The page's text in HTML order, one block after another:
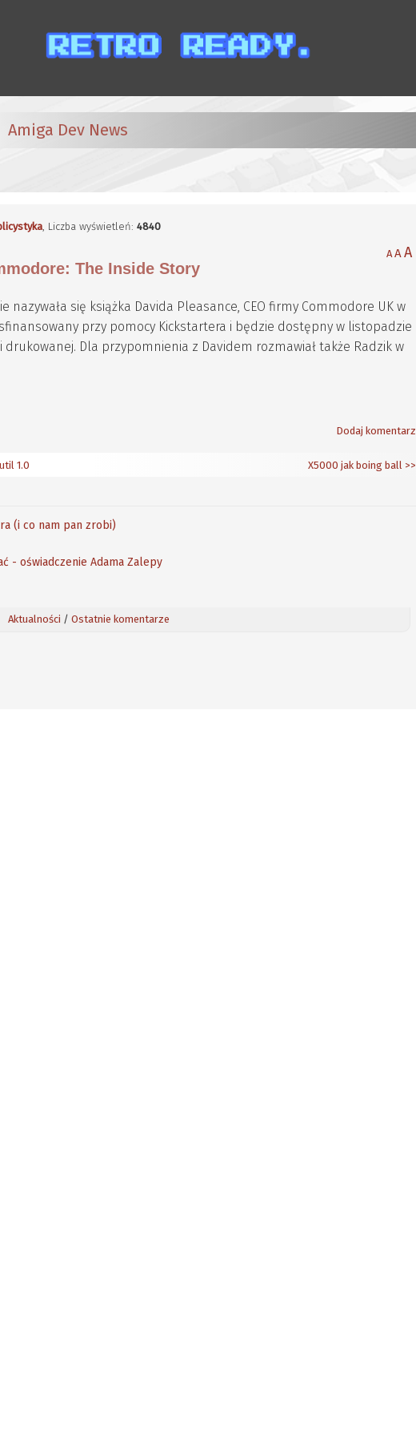
Amiga Dev News
, Liczba wyświetleń:4840
A AA
The Inside Story
nazywała się książka Davida Pleasance, CEO firmy Commodore UK w
sfinansowany przy pomocy Kickstartera i będzie dostępny w listopadzie
Dla przypomnienia z Davidem rozmawiał także Radzik w
Dodaj komentarz
X5000 jak boing ball >>
1.0
(i co nam pan zrobi)
- oświadczenie Adama Zalepy
Aktualności / Ostatnie komentarze